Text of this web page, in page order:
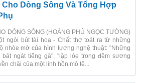
Dòng Sông Và Tổng Hợp
DÒNG SÔNG (HOÀNG PHỦ NGỌC TƯỜNG)
ngòi bút tài hoa - Chất thơ toát ra từ những
nhòe mờ của hình tượng nghệ thuật: "Những
ngát tiếng gà", "lập lòe trong đêm sương
chài của một linh hồn mô tê...